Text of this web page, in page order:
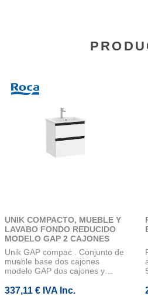
UNIK COMPACTO, MUEBLE Y
LAVABO FONDO REDUCIDO
MODELO GAP 2 CAJONES
ACABADO BLANCO MATE Y
MEDIDA 500X380
Unik GAP compac . Conjunto de
mueble base dos cajones
modelo GAP dos cajones y
337,11 € IVA Inc.